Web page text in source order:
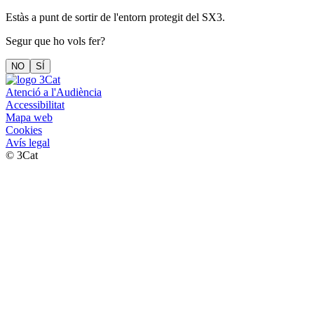
Estàs a punt de sortir de l'entorn protegit del SX3.
Segur que ho vols fer?
NO SÍ
Atenció a l'Audiència
Accessibilitat
Mapa web
Cookies
Avís legal
© 3Cat